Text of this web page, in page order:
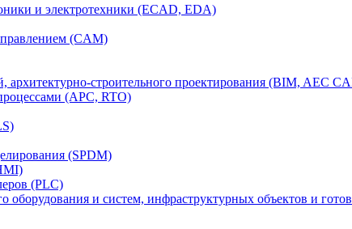
и электротехники (ECAD, EDA)
(CAM)
строительного проектирования (BIM, AEC
(APC, RTO)
(SPDM)
(PLC)
и систем, инфраструктурных объектов и